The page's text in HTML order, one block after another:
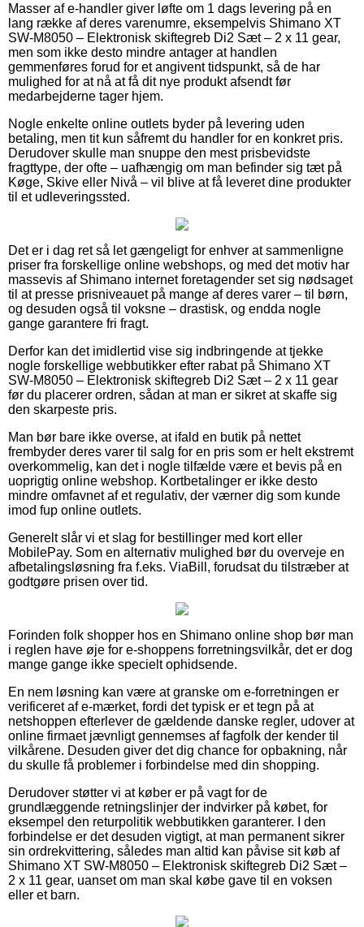
Masser af e-handler giver løfte om 1 dags levering på en
lang række af deres varenumre, eksempelvis Shimano XT
SW-M8050 – Elektronisk skiftegreb Di2 Sæt – 2 x 11 gear,
men som ikke desto mindre antager at handlen
gemmenføres forud for et angivent tidspunkt, så de har
mulighed for at nå at få dit nye produkt afsendt før
medarbejderne tager hjem.
Nogle enkelte online outlets byder på levering uden
betaling, men tit kun såfremt du handler for en konkret pris.
Derudover skulle man snuppe den mest prisbevidste
fragttype, der ofte – uafhængig om man befinder sig tæt på
Køge, Skive eller Nivå – vil blive at få leveret dine produkter
til et udleveringssted.
Det er i dag ret så let gængeligt for enhver at sammenligne
priser fra forskellige online webshops, og med det motiv har
massevis af Shimano internet foretagender set sig nødsaget
til at presse prisniveauet på mange af deres varer – til børn,
og desuden også til voksne – drastisk, og endda nogle
gange garantere fri fragt.
Derfor kan det imidlertid vise sig indbringende at tjekke
nogle forskellige webbutikker efter rabat på Shimano XT
SW-M8050 – Elektronisk skiftegreb Di2 Sæt – 2 x 11 gear
før du placerer ordren, sådan at man er sikret at skaffe sig
den skarpeste pris.
Man bør bare ikke overse, at ifald en butik på nettet
frembyder deres varer til salg for en pris som er helt ekstremt
overkommelig, kan det i nogle tilfælde være et bevis på en
uoprigtig online webshop. Kortbetalinger er ikke desto
mindre omfavnet af et regulativ, der værner dig som kunde
imod fup online outlets.
Generelt slår vi et slag for bestillinger med kort eller
MobilePay. Som en alternativ mulighed bør du overveje en
afbetalingsløsning fra f.eks. ViaBill, forudsat du tilstræber at
godtgøre prisen over tid.
Forinden folk shopper hos en Shimano online shop bør man
i reglen have øje for e-shoppens forretningsvilkår, det er dog
mange gange ikke specielt ophidsende.
En nem løsning kan være at granske om e-forretningen er
verificeret af e-mærket, fordi det typisk er et tegn på at
netshoppen efterlever de gældende danske regler, udover at
online firmaet jævnligt gennemses af fagfolk der kender til
vilkårene. Desuden giver det dig chance for opbakning, når
du skulle få problemer i forbindelse med din shopping.
Derudover støtter vi at køber er på vagt for de
grundlæggende retningslinjer der indvirker på købet, for
eksempel den returpolitik webbutikken garanterer. I den
forbindelse er det desuden vigtigt, at man permanent sikrer
sin ordrekvittering, således man altid kan påvise sit køb af
Shimano XT SW-M8050 – Elektronisk skiftegreb Di2 Sæt –
2 x 11 gear, uanset om man skal købe gave til en voksen
eller et barn.